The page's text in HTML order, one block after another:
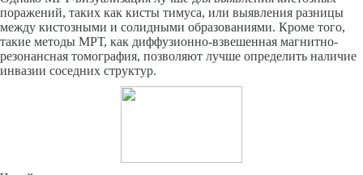
поражений, таких как кисты тимуса, или выявления разницы
между кистозными и солидными образованиями. Кроме того,
такие методы МРТ, как диффузионно-взвешенная магнитно-
резонансная томография, позволяют лучше определить наличие
инвазии соседних структур.